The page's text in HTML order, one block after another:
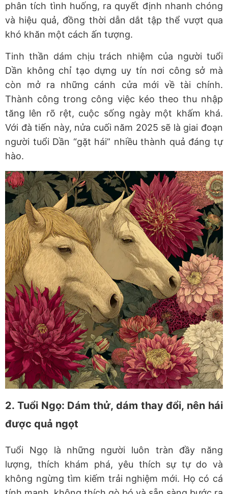
phân tích tình huống, ra quyết định nhanh chóng
và hiệu quả, đồng thời dẫn dắt tập thể vượt qua
khó khăn một cách ấn tượng.
Tinh thần dám chịu trách nhiệm của người tuổi
Dần không chỉ tạo dựng uy tín nơi công sở mà
còn mở ra những cánh cửa mới về tài chính.
Thành công trong công việc kéo theo thu nhập
tăng lên rõ rệt, cuộc sống ngày một khấm khá.
Với đà tiến này, nửa cuối năm 2025 sẽ là giai đoạn
người tuổi Dần “gặt hái” nhiều thành quả đáng tự
hào.
2. Tuổi Ngọ: Dám thử, dám thay đổi, nên hái
được quả ngọt
Tuổi Ngọ là những người luôn tràn đầy năng
lượng, thích khám phá, yêu thích sự tự do và
không ngừng tìm kiếm trải nghiệm mới. Họ có cá